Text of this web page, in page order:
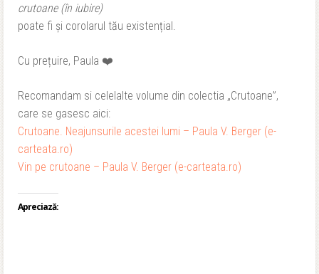
crutoane (în iubire)
poate fi și corolarul tău existențial.
Cu prețuire, Paula ❤️
Recomandam si celelalte volume din colectia „Crutoane”,
care se gasesc aici:
Crutoane. Neajunsurile acestei lumi – Paula V. Berger (e-
carteata.ro)
Vin pe crutoane – Paula V. Berger (e-carteata.ro)
Apreciază: